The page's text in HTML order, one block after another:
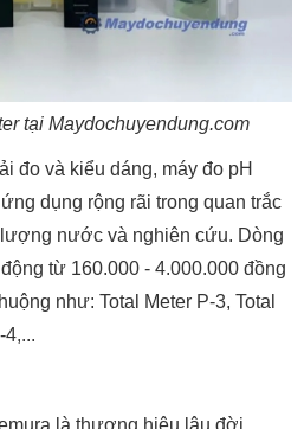
tại Maydochuyendung.com
đo và kiểu dáng, máy đo pH
dụng rộng rãi trong quan trắc
nước và nghiên cứu. Dòng
từ 160.000 - 4.000.000 đồng
như: Total Meter P-3, Total
4,...
là thương hiệu lâu đời